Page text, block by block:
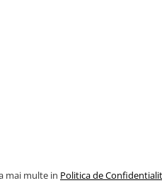
mai multe in Politica de